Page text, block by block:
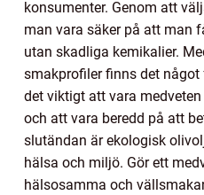
konsumenter. Genom att
man vara säker på att man
utan skadliga kemikalier.
smakprofiler finns det
det viktigt att vara
och att vara beredd på att
slutändan är ekologisk
hälsa och miljö. Gör ett
hälsosamma och